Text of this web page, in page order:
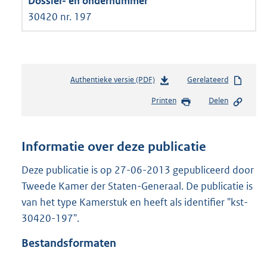
30420 nr. 197
Authentieke versie (PDF)b
s
n
s
r
o
Gerelateerd
Printen Delen
Informatie over deze publicatie
Deze publicatie is op 27-06-2013 gepubliceerd door
Tweede Kamer der Staten-Generaal. De publicatie is
van het type Kamerstuk en heeft als identifier "kst-
30420-197".
Bestandsformaten